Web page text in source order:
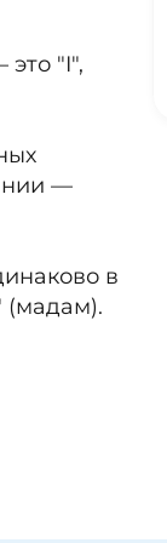
"I",
—
в
(мадам).